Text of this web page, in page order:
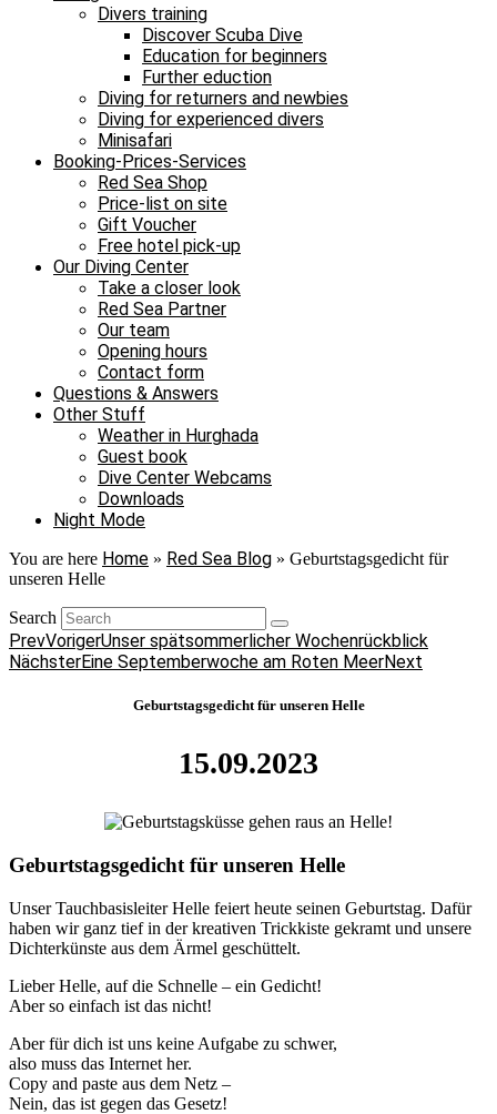
Divers training
Discover Scuba Dive
Education for beginners
Further eduction
Diving for returners and newbies
Diving for experienced divers
Minisafari
Booking-Prices-Services
Red Sea Shop
Price-list on site
Gift Voucher
Free hotel pick-up
Our Diving Center
Take a closer look
Red Sea Partner
Our team
Opening hours
Contact form
Questions & Answers
Other Stuff
Weather in Hurghada
Guest book
Dive Center Webcams
Downloads
Night Mode
You are here Home » Red Sea Blog » Geburtstagsgedicht für
unseren Helle
Search
PrevVorigerUnser spätsommerlicher Wochenrückblick
NächsterEine Septemberwoche am Roten MeerNext
Geburtstagsgedicht für unseren Helle
15.09.2023
Geburtstagsgedicht für unseren Helle
Unser Tauchbasisleiter Helle feiert heute seinen Geburtstag. Dafür
haben wir ganz tief in der kreativen Trickkiste gekramt und unsere
Dichterkünste aus dem Ärmel geschüttelt.
Lieber Helle, auf die Schnelle – ein Gedicht!
Aber so einfach ist das nicht!
Aber für dich ist uns keine Aufgabe zu schwer,
also muss das Internet her.
Copy and paste aus dem Netz –
Nein, das ist gegen das Gesetz!